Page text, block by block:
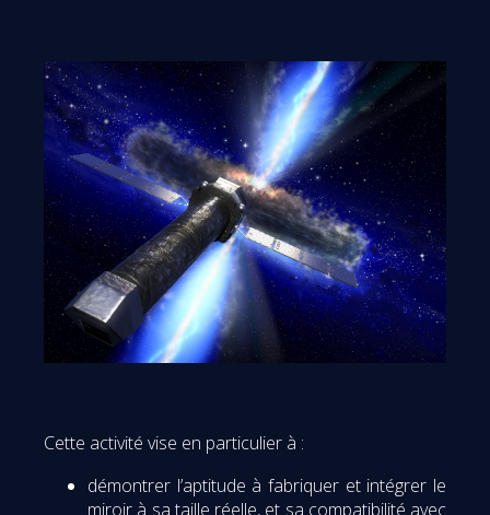
Cette activité vise en particulier à :
démontrer l’aptitude à fabriquer et intégrer le
miroir à sa taille réelle, et sa compatibilité avec